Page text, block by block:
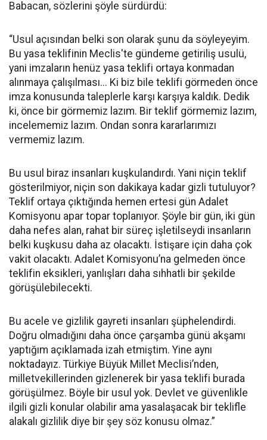
Babacan, sözlerini şöyle sürdürdü:
“Usul açısından belki son olarak şunu da söyleyeyim.
Bu yasa teklifinin Meclis'te gündeme getiriliş usulü,
yani imzaların henüz yasa teklifi ortaya konmadan
alınmaya çalışılması... Ki biz bile teklifi görmeden önce
imza konusunda taleplerle karşı karşıya kaldık. Dedik
ki, önce bir görmemiz lazım. Bir teklif görmemiz lazım,
incelememiz lazım. Ondan sonra kararlarımızı
vermemiz lazım.
Bu usul biraz insanları kuşkulandırdı. Yani niçin teklif
gösterilmiyor, niçin son dakikaya kadar gizli tutuluyor?
Teklif ortaya çıktığında hemen ertesi gün Adalet
Komisyonu apar topar toplanıyor. Şöyle bir gün, iki gün
daha nefes alan, rahat bir süreç işletilseydi insanların
belki kuşkusu daha az olacaktı. İstişare için daha çok
vakit olacaktı. Adalet Komisyonu’na gelmeden önce
teklifin eksikleri, yanlışları daha sıhhatli bir şekilde
görüşülebilecekti.
Bu acele ve gizlilik gayreti insanları şüphelendirdi.
Doğru olmadığını daha önce çarşamba günü akşamı
yaptığım açıklamada izah etmiştim. Yine aynı
noktadayız. Türkiye Büyük Millet Meclisi’nden,
milletvekillerinden gizlenerek bir yasa teklifi burada
görüşülmez. Böyle bir usul yok. Devlet ve güvenlikle
ilgili gizli konular olabilir ama yasalaşacak bir teklifle
alakalı gizlilik diye bir şey söz konusu olmaz.”